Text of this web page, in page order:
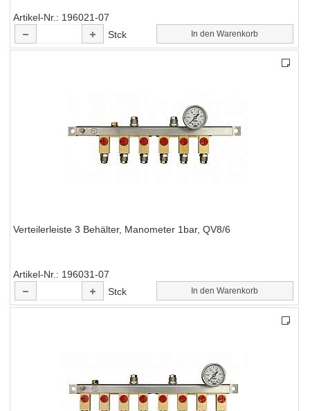
Artikel-Nr.
196021-07
Stck
In den Warenkorb
Verteilerleiste 3 Behälter, Manometer 1bar, QV8/6
Artikel-Nr.
196031-07
Stck
In den Warenkorb